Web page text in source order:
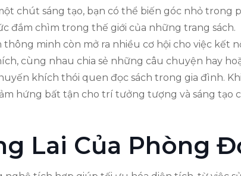
chút sáng tạo, bạn có thể biến góc nhỏ
đắm chìm trong thế giới của những trang sách.
minh còn mở ra nhiều cơ hội cho việc kết
cùng nhau chia sẻ những câu chuyện hay
khích thói quen đọc sách trong gia đình.
hứng bất tận cho trí tưởng tượng và sáng tạo
Lai Của Phòng